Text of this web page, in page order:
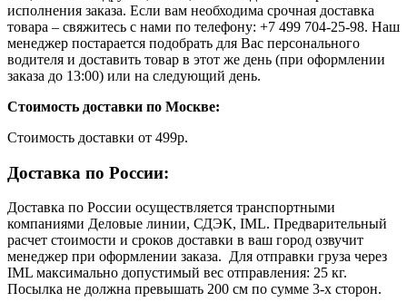
исполнения заказа. Если вам необходима срочная доставка
товара – свяжитесь с нами по телефону: +7 499 704-25-98. Наш
менеджер постарается подобрать для Вас персонального
водителя и доставить товар в этот же день (при оформлении
заказа до 13:00) или на следующий день.
Стоимость доставки по Москве:
Cтоимость доставки от 499р.
Доставка по России:
Доставка по России осуществляется транспортными
компаниями Деловые линии, СДЭК, IML. Предварительный
расчет стоимости и сроков доставки в ваш город озвучит
менеджер при оформлении заказа. Для отправки груза через
IML максимально допустимый вес отправления: 25 кг.
Посылка не должна превышать 200 см по сумме 3-х сторон.